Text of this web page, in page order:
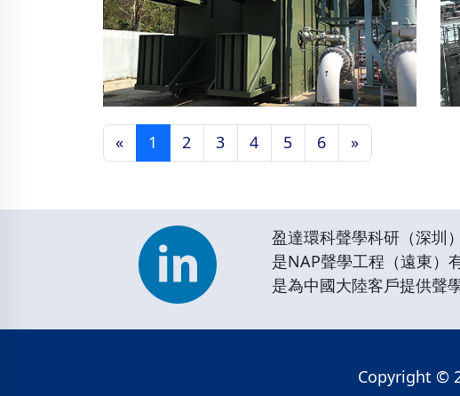
香港將軍澳堆田氣體處理
« 1 2 3 4 5 6 »
盈達環科聲學科研（深圳
是NAP聲學工程（遠東）
是為中國大陸客戶提供聲
Copyright ©